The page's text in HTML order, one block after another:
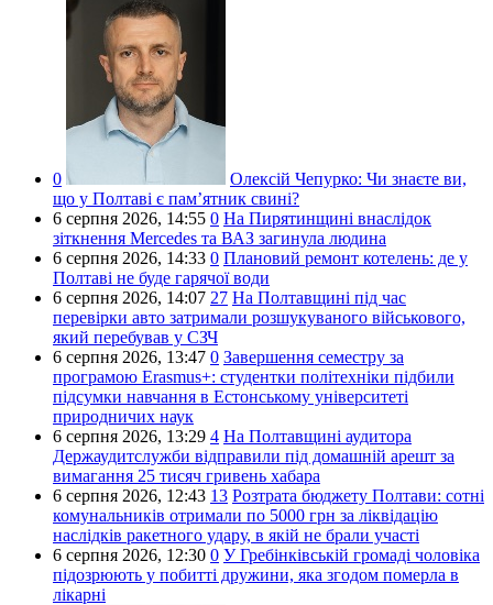
0 Олексій Чепурко: Чи знаєте ви,
що у Полтаві є пам’ятник свині?
6 серпня 2026, 14:55 0 На Пирятинщині внаслідок
зіткнення Mercedes та ВАЗ загинула людина
6 серпня 2026, 14:33 0 Плановий ремонт котелень: де у
Полтаві не буде гарячої води
6 серпня 2026, 14:07 27 На Полтавщині під час
перевірки авто затримали розшукуваного військового,
який перебував у СЗЧ
6 серпня 2026, 13:47 0 Завершення семестру за
програмою Erasmus+: студентки політехніки підбили
підсумки навчання в Естонському університеті
природничих наук
6 серпня 2026, 13:29 4 На Полтавщині аудитора
Держаудитслужби відправили під домашній арешт за
вимагання 25 тисяч гривень хабара
6 серпня 2026, 12:43 13 Розтрата бюджету Полтави: сотні
комунальників отримали по 5000 грн за ліквідацію
наслідків ракетного удару, в якій не брали участі
6 серпня 2026, 12:30 0 У Гребінківській громаді чоловіка
підозрюють у побитті дружини, яка згодом померла в
лікарні